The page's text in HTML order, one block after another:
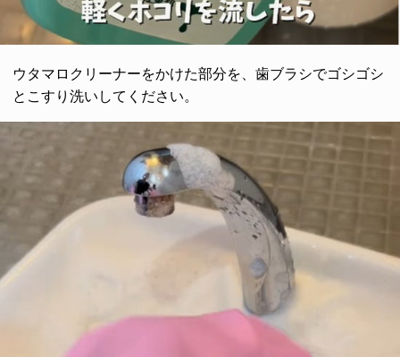
ウタマロクリーナーをかけた部分を、歯ブラシでゴシゴシ
とこすり洗いしてください。